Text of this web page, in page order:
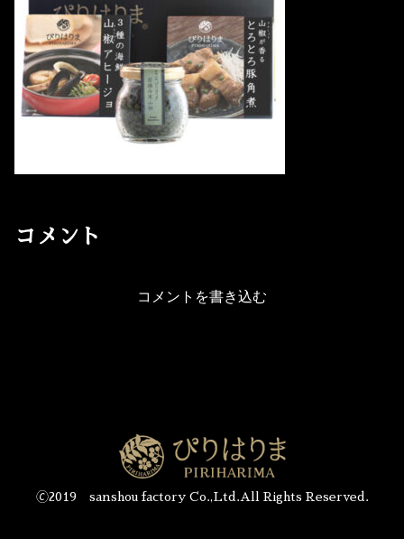
コメント
コメントを書き込む
🄫2019 sanshou factory Co.,Ltd.All Rights Reserved.